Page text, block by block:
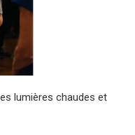
lumières chaudes et